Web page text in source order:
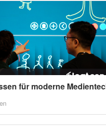
für moderne